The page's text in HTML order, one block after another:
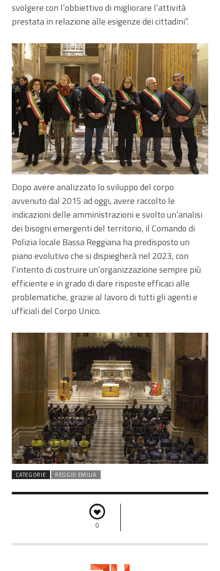
svolgere con l’obbiettivo di migliorare l’attività
prestata in relazione alle esigenze dei cittadini”.
Dopo avere analizzato lo sviluppo del corpo
avvenuto dal 2015 ad oggi, avere raccolto le
indicazioni delle amministrazioni e svolto un’analisi
dei bisogni emergenti del territorio, il Comando di
Polizia locale Bassa Reggiana ha predisposto un
piano evolutivo che si dispiegherà nel 2023, con
l’intento di costruire un’organizzazione sempre più
efficiente e in grado di dare risposte efficaci alle
problematiche, grazie al lavoro di tutti gli agenti e
ufficiali del Corpo Unico.
CATEGORIE REGGIO EMILIA
0